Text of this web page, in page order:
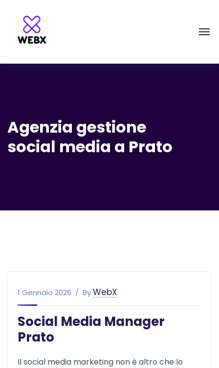
Agenzia gestione
social media a Prato
1 Gennaio 2026 ByWebX
Social Media Manager
Prato
Il social media marketing non è altro che lo